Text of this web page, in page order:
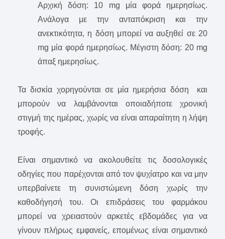
Αρχική δόση: 10 mg μία φορά ημερησίως.
Ανάλογα με την ανταπόκριση και την
ανεκτικότητα, η δόση μπορεί να αυξηθεί σε 20
mg μία φορά ημερησίως. Μέγιστη δόση: 20 mg
άπαξ ημερησίως.
Τα δισκία χορηγούνται σε μία ημερήσια δόση και
μπορούν να λαμβάνονται οποιαδήποτε χρονική
στιγμή της ημέρας, χωρίς να είναι απαραίτητη η λήψη
τροφής.
Είναι σημαντικό να ακολουθείτε τις δοσολογικές
οδηγίες που παρέχονται από τον ψυχίατρο και να μην
υπερβαίνετε τη συνιστώμενη δόση χωρίς την
καθοδήγησή του. Οι επιδράσεις του φαρμάκου
μπορεί να χρειαστούν αρκετές εβδομάδες για να
γίνουν πλήρως εμφανείς, επομένως είναι σημαντικό